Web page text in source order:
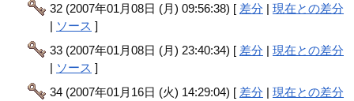
32 (2007年01月08日 (月) 09:56:38) [ 差分 |現在との差分
| ソース ]
33 (2007年01月08日 (月) 23:40:34) [ 差分 |現在との差分
| ソース ]
34 (2007年01月16日 (火) 14:29:04) [ 差分 |現在との差分